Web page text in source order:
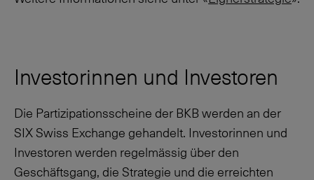
Investorinnen und Investoren
Die Partizipationsscheine der BKB werden an der
SIX Swiss Exchange gehandelt. Investorinnen und
Investoren werden regelmässig über den
Geschäftsgang, die Strategie und die erreichten